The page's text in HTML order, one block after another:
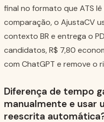
final no formato que ATS
comparação, o AjustaCV
contexto BR e entrega o
candidatos, R$ 7,80
com ChatGPT e remove o
Diferença de tempo
manualmente e usar
reescrita